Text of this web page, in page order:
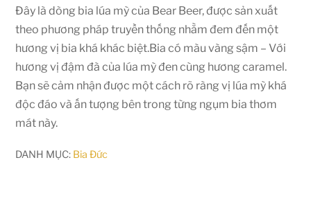
Đây là dòng bia lúa mỳ của Bear Beer, được sản xuất
theo phương pháp truyền thống nhằm đem đến một
hương vị bia khá khác biệt.Bia có màu vàng sậm – Với
hương vị đậm đà của lúa mỳ đen cùng hương caramel.
Bạn sẽ cảm nhận được một cách rõ ràng vị lúa mỳ khá
độc đáo và ấn tượng bên trong từng ngụm bia thơm
mát này.
DANH MỤC: Bia Đức